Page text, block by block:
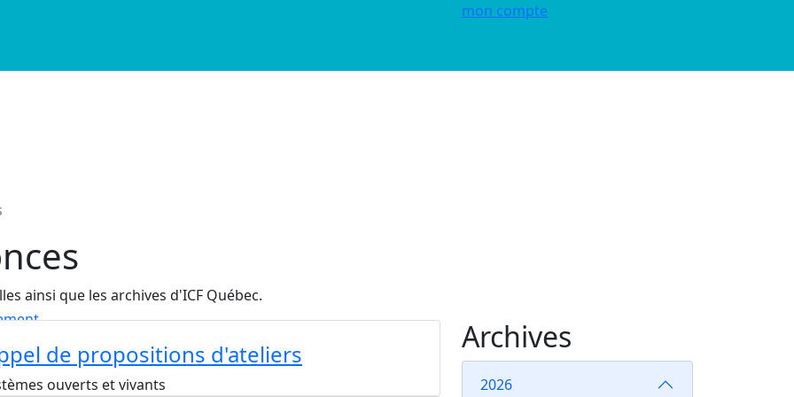
mon compte
ainsi que les archives d'ICF Québec.
de propositions d'ateliers
ouverts et vivants
Archives
2026